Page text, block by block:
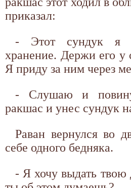
приказал:
- Этот сундук я
хранение. Держи его у
Я приду за ним через
- Слушаю и
ракшас и унес сундук
Раван вернулся во
себе одного бедняка.
- Я хочу выдать